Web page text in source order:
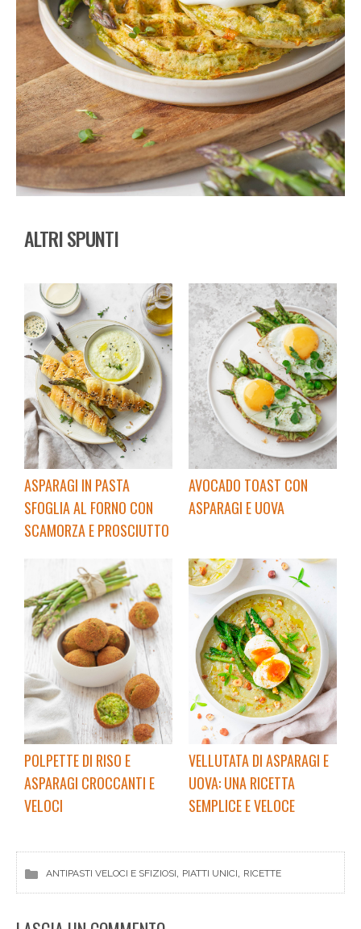
ALTRI SPUNTI
ASPARAGI IN PASTA
SFOGLIA AL FORNO CON
SCAMORZA E PROSCIUTTO
AVOCADO TOAST CON
ASPARAGI E UOVA
POLPETTE DI RISO E
ASPARAGI CROCCANTI E
VELOCI
VELLUTATA DI ASPARAGI E
UOVA: UNA RICETTA
SEMPLICE E VELOCE
ANTIPASTI VELOCI E SFIZIOSI PIATTI UNICI RICETTE